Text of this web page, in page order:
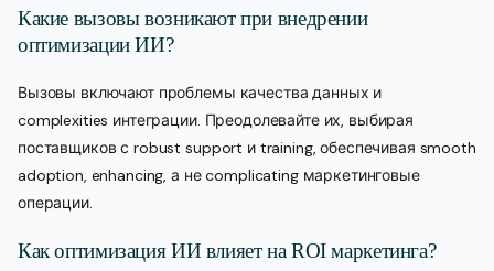
Какие вызовы возникают при внедрении
оптимизации ИИ?
Вызовы включают проблемы качества данных и
complexities интеграции. Преодолевайте их, выбирая
поставщиков с robust support и training, обеспечивая smooth
adoption, enhancing, а не complicating маркетинговые
операции.
Как оптимизация ИИ влияет на ROI маркетинга?